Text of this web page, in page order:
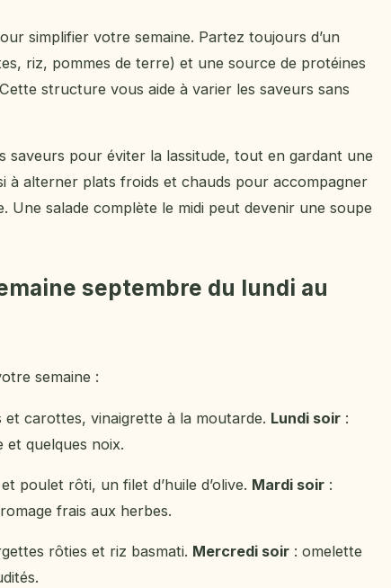
simplifier votre semaine. Partez toujours d’un
riz, pommes de terre) et une source de protéines
structure vous aide à varier les saveurs sans
saveurs pour éviter la lassitude, tout en gardant une
à alterner plats froids et chauds pour accompagner
Une salade complète le midi peut devenir une soupe
septembre du lundi au
semaine :
et carottes, vinaigrette à la moutarde. Lundi soir :
et quelques noix.
poulet rôti, un filet d’huile d’olive. Mardi soir :
frais aux herbes.
rôties et riz basmati. Mercredi soir : omelette